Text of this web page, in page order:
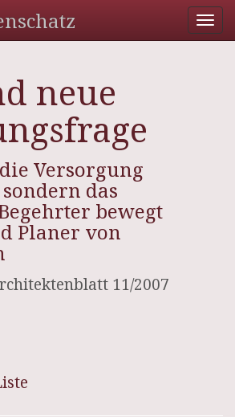
neue
Versorgung
das
bewegt
Planer von
11/2007